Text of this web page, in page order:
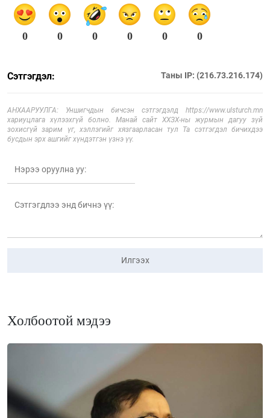
0 0 0 0 0 0
Сэтгэгдэл: Таны IP: (216.73.216.174)
АНХААРУУЛГА: Уншигчдын бичсэн сэтгэгдэлд https://www.ulsturch.mn
хариуцлага хүлээхгүй болно. Манай сайт ХХЗХ-ны журмын дагуу зүй
зохисгүй зарим үг, хэллэгийг хязгаарласан тул Та сэтгэгдэл бичихдээ
бусдын эрх ашгийг хүндэтгэн үзнэ үү.
Илгээх
Холбоотой мэдээ